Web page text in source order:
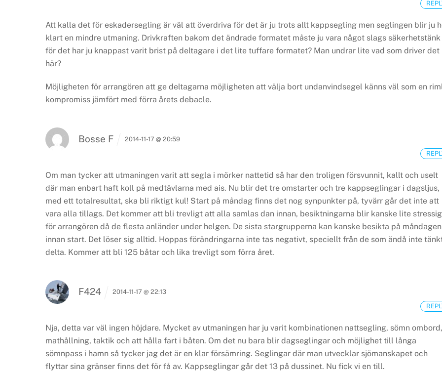
Att kalla det för eskadersegling är väl att överdriva för det är ju trots allt kappsegling men seglingen blir ju
klart en mindre utmaning. Drivkraften bakom det ändrade formatet måste ju vara något slags säkerhetstänk
för det har ju knappast varit brist på deltagare i det lite tuffare formatet? Man undrar lite vad som driver det
här?
Möjligheten för arrangören att ge deltagarna möjligheten att välja bort undanvindsegel känns väl som en
kompromiss jämfört med förra årets debacle.
Bosse F 2014-11-17 @ 20:59
Om man tycker att utmaningen varit att segla i mörker nattetid så har den troligen försvunnit, kallt och uselt
där man enbart haft koll på medtävlarna med ais. Nu blir det tre omstarter och tre kappseglingar i dagsljus,
med ett totalresultat, ska bli riktigt kul! Start på måndag finns det nog synpunkter på, tyvärr går det inte att
vara alla tillags. Det kommer att bli trevligt att alla samlas dan innan, besiktningarna blir kanske lite
för arrangören då de flesta anländer under helgen. De sista stargrupperna kan kanske besikta på måndagen
innan start. Det löser sig alltid. Hoppas förändringarna inte tas negativt, speciellt från de som ändå inte
delta. Kommer att bli 125 båtar och lika trevligt som förra året.
F424 2014-11-17 @ 22:13
Nja, detta var väl ingen höjdare. Mycket av utmaningen har ju varit kombinationen nattsegling, sömn ombord,
mathållning, taktik och att hålla fart i båten. Om det nu bara blir dagseglingar och möjlighet till långa
sömnpass i hamn så tycker jag det är en klar försämring. Seglingar där man utvecklar sjömanskapet och
flyttar sina gränser finns det för få av. Kappseglingar går det 13 på dussinet. Nu fick vi en till.